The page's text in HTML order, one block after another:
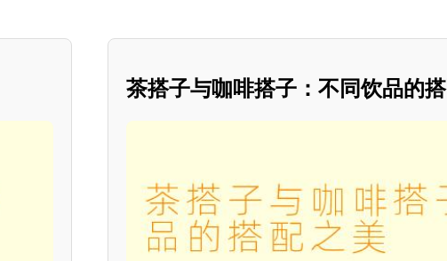
茶搭子与咖啡搭子：不同饮品的